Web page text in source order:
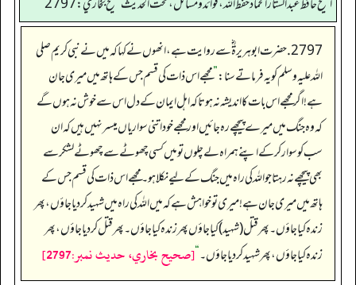
2797. حضرت ابوہریرۃ ؓسے روایت ہے، انھوں نے کہا کہ میں نے نبی کریم صلی
اللہ علیہ وسلم کو یہ فرماتے سنا:”مجھے اس ذات کی قسم جس کے ہاتھ میں میری جان
ہے! اگر مجھے اس بات کا اندیشہ نہ ہوتا کہ اہل ایمان کے دل اس سے خوش نہ ہوں گے
کہ وہ جنگ میں میرے پیچھے رہ جائیں اور مجھے خود اتنی سواریاں میسر نہیں ہیں کہ ان
سب کو سوار کرکے اپنے ہمراہ لے چلوں تو میں کسی چھوٹے سے چھوٹے لشکر سے
بھی پیچھے نہ رہتا جو اللہ کی راہ میں جنگ کے لیے نکلا ہو۔ مجھے اس ذات کی قسم جس کے
ہاتھ میں میری جان ہے!میری تو خواہش ہے کہ میں اللہ کی راہ میں شہید کردیاجاؤں، پھر
زندہ کیا جاؤں۔ پھر قتل (شہید) کیاجاؤں پھر زندہ کیاجاؤں۔ پھر قتل کردیا جاؤں، پھر
زندہ کیاجاؤں، پھر شہید کر دیاجاؤں۔“[صحيح بخاري، حديث نمبر:2797]